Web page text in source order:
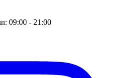
09:00 - 21:00